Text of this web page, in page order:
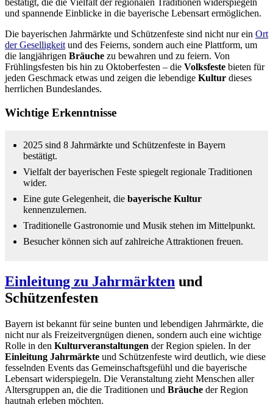
und spannende Einblicke in die bayerische Lebensart ermöglichen.
Die bayerischen Jahrmärkte und Schützenfeste sind nicht nur ein Ort
der Geselligkeit und des Feierns, sondern auch eine Plattform, um
die langjährigen Bräuche zu bewahren und zu feiern. Von
Frühlingsfesten bis hin zu Oktoberfesten – die Volksfeste bieten für
jeden Geschmack etwas und zeigen die lebendige Kultur dieses
herrlichen Bundeslandes.
Wichtige Erkenntnisse
2025 sind 8 Jahrmärkte und Schützenfeste in Bayern
bestätigt.
Vielfalt der bayerischen Feste spiegelt regionale Traditionen
wider.
Eine gute Gelegenheit, die bayerische Kultur
kennenzulernen.
Traditionelle Gastronomie und Musik stehen im Mittelpunkt.
Besucher können sich auf zahlreiche Attraktionen freuen.
Einleitung zu Jahrmärkten und
Schützenfesten
Bayern ist bekannt für seine bunten und lebendigen Jahrmärkte, die
nicht nur als Freizeitvergnügen dienen, sondern auch eine wichtige
Rolle in den Kulturveranstaltungen der Region spielen. In der
Einleitung Jahrmärkte und Schützenfeste wird deutlich, wie diese
fesselnden Events das Gemeinschaftsgefühl und die bayerische
Lebensart widerspiegeln. Die Veranstaltung zieht Menschen aller
Altersgruppen an, die die Traditionen und Bräuche der Region
hautnah erleben möchten.